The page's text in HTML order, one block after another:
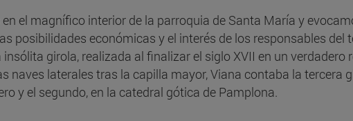
el magnífico interior de la parroquia de Santa María y
posibilidades económicas y el interés de los responsables
girola, realizada al finalizar el siglo XVII en un verdadero
naves laterales tras la capilla mayor, Viana contaba la tercera
y el segundo, en la catedral gótica de Pamplona.